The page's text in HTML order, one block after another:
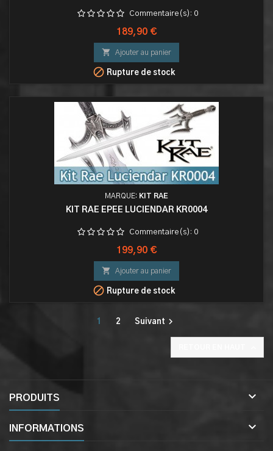
Commentaire(s): 0
Prix
189,90 €
 Ajouter au panier
 Rupture de stock
MARQUE: KIT RAE
KIT RAE EPEE LUCIENDAR KR0004
Commentaire(s): 0
Prix
199,90 €
 Ajouter au panier
 Rupture de stock
1 2 Suivant 
PRODUITS 
INFORMATIONS 